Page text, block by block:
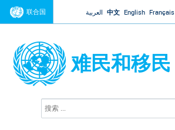
Jump to navigation
联合国 العربية 中文 English Français
难民和移民
搜
索